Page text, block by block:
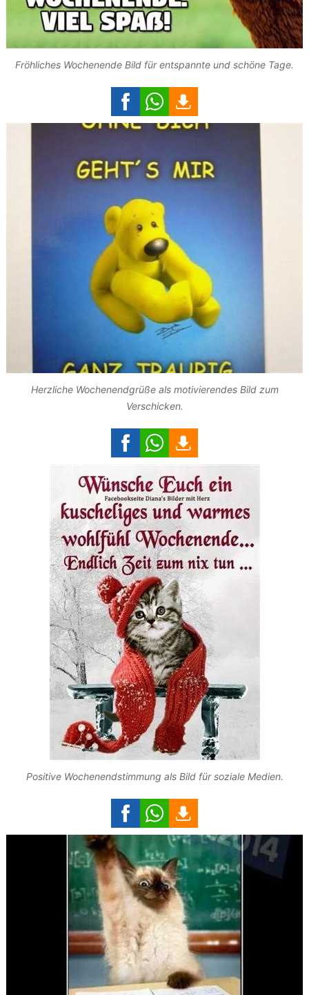
Fröhliches Wochenende Bild für entspannte und schöne Tage.
Herzliche Wochenendgrüße als motivierendes Bild zum
Verschicken.
Positive Wochenendstimmung als Bild für soziale Medien.